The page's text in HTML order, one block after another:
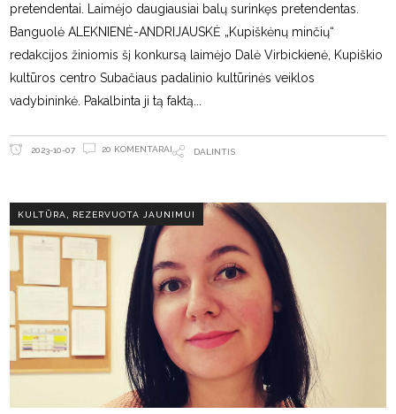
pretendentai. Laimėjo daugiausiai balų surinkęs pretendentas.
Banguolė ALEKNIENĖ-ANDRIJAUSKĖ „Kupiškėnų minčių“
redakcijos žiniomis šį konkursą laimėjo Dalė Virbickienė, Kupiškio
kultūros centro Subačiaus padalinio kultūrinės veiklos
vadybininkė. Pakalbinta ji tą faktą
2023-10-07 20 KOMENTARAI DALINTIS
KULTŪRA, REZERVUOTA JAUNIMUI